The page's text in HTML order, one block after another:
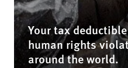
Your tax
human rights
around the world.